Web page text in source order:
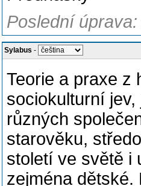
Poslední
Sylabus -
Teorie a praxe z
sociokulturní
různých
starověku,
století ve světě i
zejména dětské.